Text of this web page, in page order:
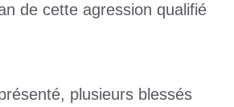
de cette agression qualifié
plusieurs blessés